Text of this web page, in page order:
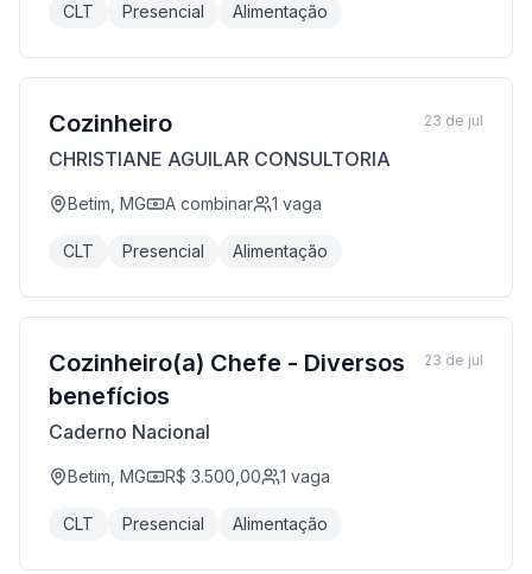
CLT Presencial Alimentação
Cozinheiro
CHRISTIANE AGUILAR CONSULTORIA
Betim, MG A combinar 1 vaga
CLT Presencial Alimentação
23 de jul
Cozinheiro(a) Chefe - Diversos
benefícios
Caderno Nacional
Betim, MG R$ 3.500,00 1 vaga
CLT Presencial Alimentação
23 de jul